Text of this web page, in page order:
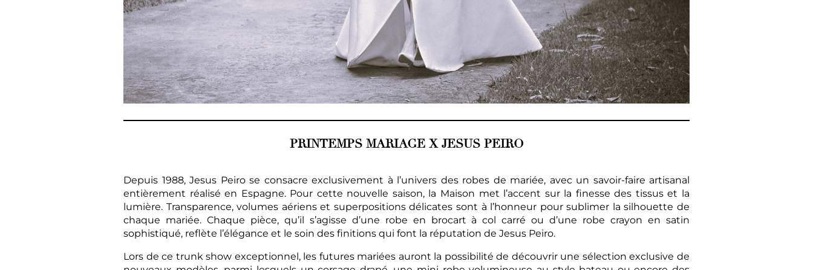
PRINTEMPS MARIAGE X JESUS PEIRO
Depuis 1988, Jesus Peiro se consacre exclusivement à l’univers des robes de mariée, avec un savoir-faire artisanal
entièrement réalisé en Espagne. Pour cette nouvelle saison, la Maison met l’accent sur la finesse des tissus et la
lumière. Transparence, volumes aériens et superpositions délicates sont à l’honneur pour sublimer la silhouette de
chaque mariée. Chaque pièce, qu’il s’agisse d’une robe en brocart à col carré ou d’une robe crayon en satin
sophistiqué, reflète l’élégance et le soin des finitions qui font la réputation de Jesus Peiro.
Lors de ce trunk show exceptionnel, les futures mariées auront la possibilité de découvrir une sélection exclusive de